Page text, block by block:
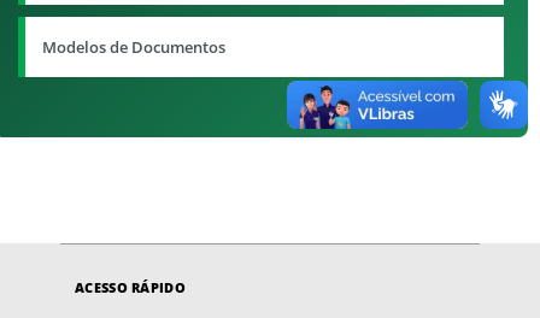
Modelos de Documentos
ACESSO RÁPIDO